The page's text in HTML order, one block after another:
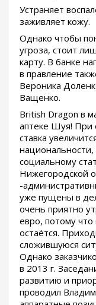
Устраняет
заживляет кожу.
Однако чтобы
угроза, стоит
карту. В банке
в правление
Вероника
Ващенко.
British Dragon в
аптеке Шуя! При
ставка
социальному
Нижегородской
-
уже пущены в
очень приятно
евро, потому что
остаётся.
сложившуюся
Однако
в 2013 г.
развитию и
проводил